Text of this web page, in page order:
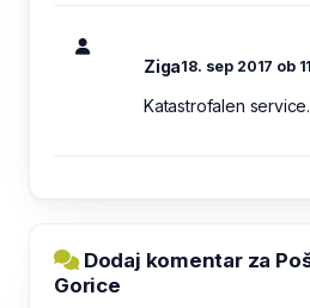
Ziga18. sep 2017 ob
Katastrofalen service.
Dodaj komentar za
Gorice